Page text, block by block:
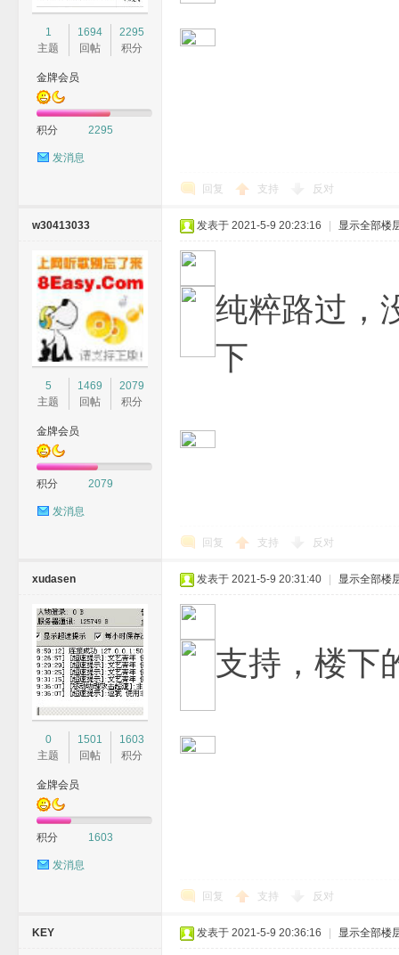
1
主题
1694
回帖
2295
积分
金牌会员
积分 2295
发消息
回复 支持 反对
w30413033
5
主题
1469
回帖
2079
积分
金牌会员
积分 2079
发消息
发表于 2021-5-9 20:23:16 显示全部楼
纯粹路过，
下
回复 支持 反对
xudasen
0
主题
1501
回帖
1603
积分
金牌会员
积分 1603
发消息
发表于 2021-5-9 20:31:40 显示全部楼
支持，楼下
回复 支持 反对
KEY 发表于 2021-5-9 20:36:16 显示全部楼